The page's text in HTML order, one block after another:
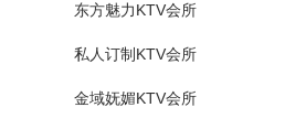
东方魅力KTV会所
私人订制KTV会所
金域妩媚KTV会所